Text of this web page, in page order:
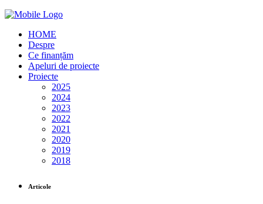
HOME
Despre
Ce finanțăm
Apeluri de proiecte
Proiecte
2025
2024
2023
2022
2021
2020
2019
2018
Articole